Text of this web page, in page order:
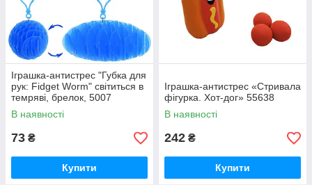
Іграшка-антистрес "Губка для
рук: Fidget Worm" світиться в
темряві, брелок, 5007
В наявності
73 ₴
Купити
Іграшка-антистрес «Стривала
фігурка. Хот-дог» 55638
В наявності
242 ₴
Купити